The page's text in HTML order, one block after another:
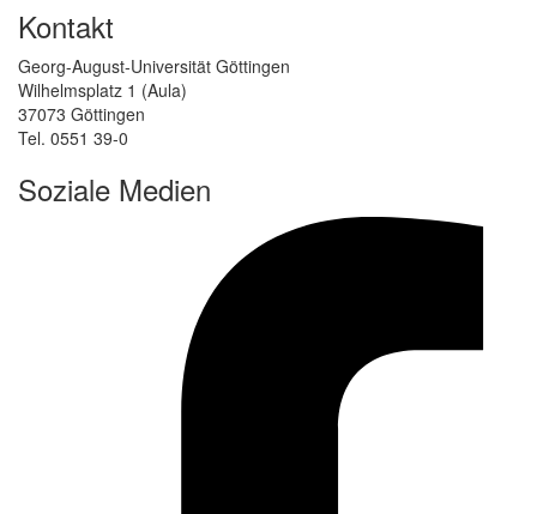
Kontakt
Georg-August-Universität Göttingen
Wilhelmsplatz 1 (Aula)
37073 Göttingen
Tel. 0551 39-0
Soziale Medien